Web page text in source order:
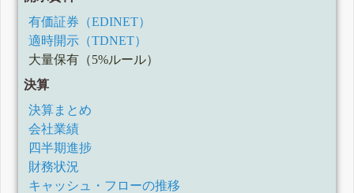
有価証券（EDINET）
適時開示（TDNET）
大量保有（5%ルール）
決算
決算まとめ
会社業績
四半期進捗
財務状況
キャッシュ・フローの推移